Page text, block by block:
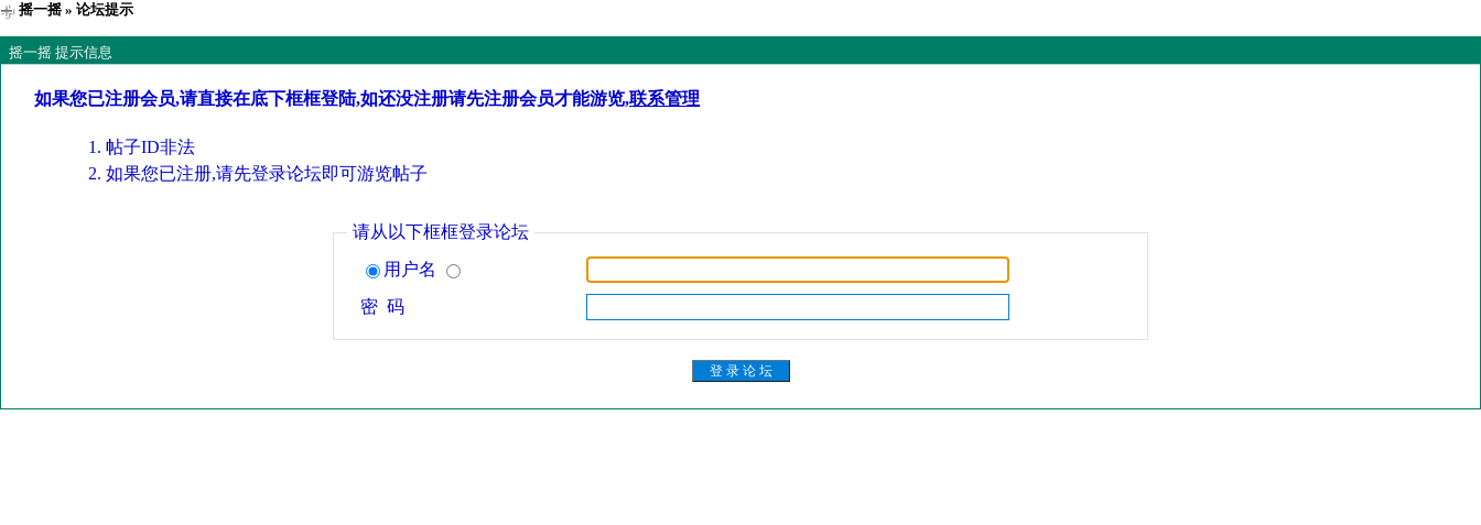
摇一摇» 论坛提示
摇一摇 提示信息
如果您已注册会员,请直接在底下框框登陆,如还没注册请先注册会员才能游览,联系管理
帖子ID非法
如果您已注册,请先登录论坛即可游览帖子
请从以下框框登录论坛
用户名
密 码